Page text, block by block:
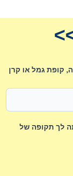
קופת גמל או קרן
לך תקופה של